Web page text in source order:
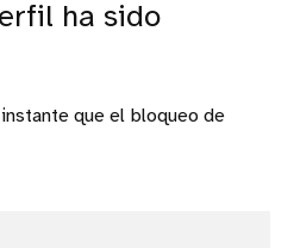
ha sido
que el bloqueo de